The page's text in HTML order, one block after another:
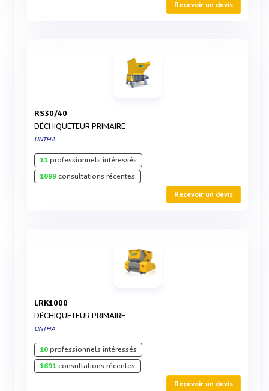
Recevoir un devis
RS30/40
DÉCHIQUETEUR PRIMAIRE
UNTHA
11professionnels intéressés
1099consultations récentes
Recevoir un devis
LRK1000
DÉCHIQUETEUR PRIMAIRE
UNTHA
10professionnels intéressés
1691consultations récentes
Recevoir un devis